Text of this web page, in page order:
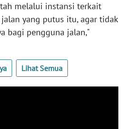
melalui instansi terkait
yang putus itu, agar tidak
bagi pengguna jalan,"
Lihat Semua